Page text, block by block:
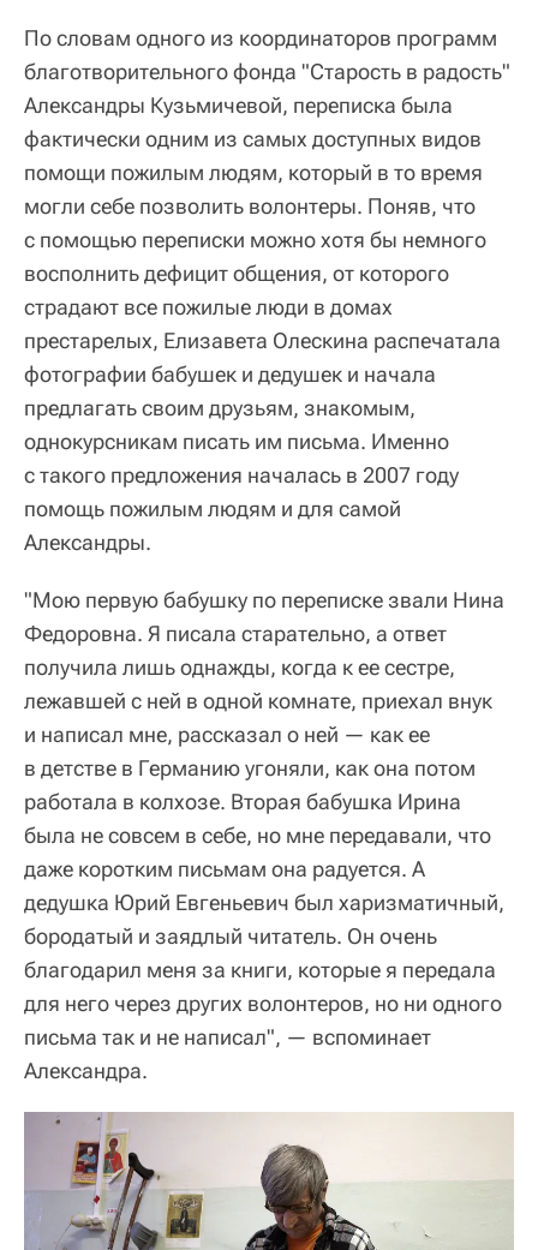
По словам одного из координаторов программ
благотворительного фонда "Старость в радость"
Александры Кузьмичевой, переписка была
фактически одним из самых доступных видов
помощи пожилым людям, который в то время
могли себе позволить волонтеры. Поняв, что
с помощью переписки можно хотя бы немного
восполнить дефицит общения, от которого
страдают все пожилые люди в домах
престарелых, Елизавета Олескина распечатала
фотографии бабушек и дедушек и начала
предлагать своим друзьям, знакомым,
однокурсникам писать им письма. Именно
с такого предложения началась в 2007 году
помощь пожилым людям и для самой
Александры.
"Мою первую бабушку по переписке звали Нина
Федоровна. Я писала старательно, а ответ
получила лишь однажды, когда к ее сестре,
лежавшей с ней в одной комнате, приехал внук
и написал мне, рассказал о ней — как ее
в детстве в Германию угоняли, как она потом
работала в колхозе. Вторая бабушка Ирина
была не совсем в себе, но мне передавали, что
даже коротким письмам она радуется. А
дедушка Юрий Евгеньевич был харизматичный,
бородатый и заядлый читатель. Он очень
благодарил меня за книги, которые я передала
для него через других волонтеров, но ни одного
письма так и не написал", — вспоминает
Александра.